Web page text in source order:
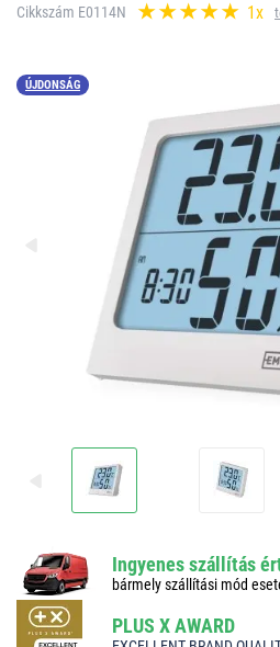
Cikkszám E0114N 1x
ÚJDONSÁG
Ingyenes szállítás
bármely szállítási mód
PLUS X AWARD